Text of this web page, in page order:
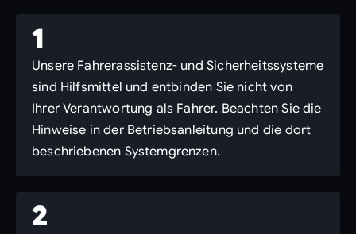
1
Unsere Fahrerassistenz- und Sicherheitssysteme
sind Hilfsmittel und entbinden Sie nicht von
Ihrer Verantwortung als Fahrer. Beachten Sie die
Hinweise in der Betriebsanleitung und die dort
beschriebenen Systemgrenzen.
2